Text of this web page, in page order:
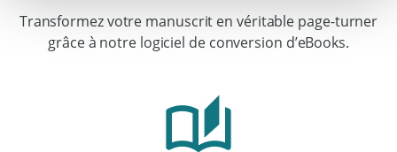
Transformez votre manuscrit en véritable page-turner
grâce à notre logiciel de conversion d’eBooks.